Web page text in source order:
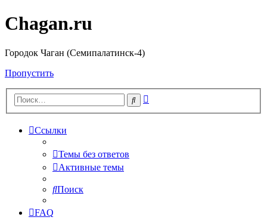
Chagan.ru
Городок Чаган (Семипалатинск-4)
Пропустить
Поиск
Ссылки
Темы без ответов
Активные темы
Поиск
FAQ